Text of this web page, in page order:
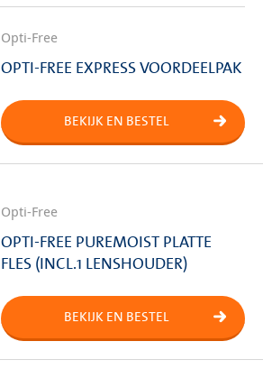
Opti-Free
OPTI-FREE EXPRESS VOORDEELPAK
BEKIJK EN BESTEL
Opti-Free
OPTI-FREE PUREMOIST PLATTE
FLES (INCL.1 LENSHOUDER)
BEKIJK EN BESTEL